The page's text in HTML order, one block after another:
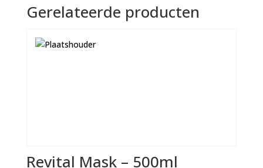
Gerelateerde producten
Revital Mask – 500ml